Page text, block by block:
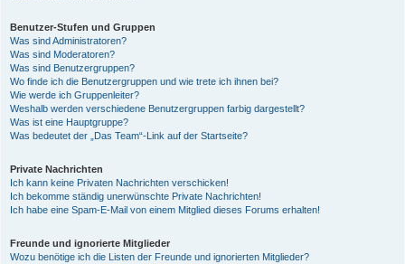
Benutzer-Stufen und Gruppen
Was sind Administratoren?
Was sind Moderatoren?
Was sind Benutzergruppen?
Wo finde ich die Benutzergruppen und wie trete ich ihnen bei?
Wie werde ich Gruppenleiter?
Weshalb werden verschiedene Benutzergruppen farbig dargestellt?
Was ist eine Hauptgruppe?
Was bedeutet der „Das Team“-Link auf der Startseite?
Private Nachrichten
Ich kann keine Privaten Nachrichten verschicken!
Ich bekomme ständig unerwünschte Private Nachrichten!
Ich habe eine Spam-E-Mail von einem Mitglied dieses Forums erhalten!
Freunde und ignorierte Mitglieder
Wozu benötige ich die Listen der Freunde und ignorierten Mitglieder?